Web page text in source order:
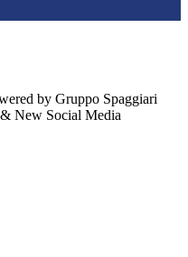
by Gruppo Spaggiari
New Social Media